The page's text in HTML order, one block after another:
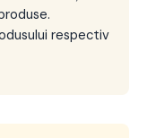
respectiv